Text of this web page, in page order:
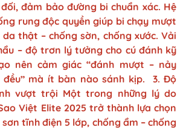
đảm bảo đường bi chuẩn xác. Hệ
rung độc quyền giúp bi chạy mượt
thật – chống sờn, chống xước. Vải
– độ trơn lý tưởng cho cú đánh kỹ
nên cảm giác “đánh mượt – nảy
đều” mà ít bàn nào sánh kịp. 3. Độ
vượt trội Một trong những lý do
Việt Elite 2025 trở thành lựa chọn
sơn tĩnh điện 5 lớp, chống ẩm – chống